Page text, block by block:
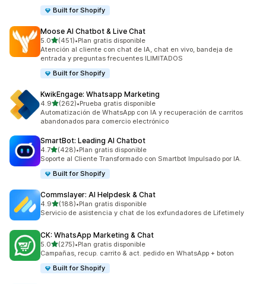
Built for Shopify
Moose AI Chatbot & Live Chat
5.0de 5 estrellas
(451)
451 reseñas en total
•Plan gratis disponible
Atención al cliente con chat de IA, chat en vivo, bandeja de
entrada y preguntas frecuentes ILIMITADOS
Built for Shopify
KwikEngage: Whatsapp Marketing
4.9de 5 estrellas
(262)
262 reseñas en total
•Prueba gratis disponible
Automatización de WhatsApp con IA y recuperación de carritos
abandonados para comercio electrónico
SmartBot: Leading AI Chatbot
4.7de 5 estrellas
(428)
428 reseñas en total
•Plan gratis disponible
Soporte al Cliente Transformado con Smartbot Impulsado por IA.
Built for Shopify
Commslayer: AI Helpdesk & Chat
4.9de 5 estrellas
(188)
188 reseñas en total
•Plan gratis disponible
Servicio de asistencia y chat de los exfundadores de Lifetimely
CK: WhatsApp Marketing & Chat
5.0de 5 estrellas
(275)
275 reseñas en total
•Plan gratis disponible
Campañas, recup. carrito & act. pedido en WhatsApp + boton
Built for Shopify